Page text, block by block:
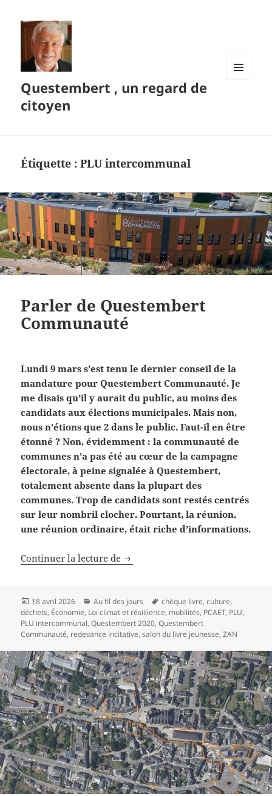
Questembert , un regard de
citoyen
Étiquette :PLU intercommunal
Parler de Questembert
Communauté
Lundi 9 mars s’est tenu le dernier conseil de la
mandature pour Questembert Communauté. Je
me disais qu’il y aurait du public, au moins des
candidats aux élections municipales. Mais non,
nous n’étions que 2 dans le public. Faut-il en être
étonné ? Non, évidemment : la communauté de
communes n’a pas été au cœur de la campagne
électorale, à peine signalée à Questembert,
totalement absente dans la plupart des
communes. Trop de candidats sont restés centrés
sur leur nombril clocher. Pourtant, la réunion,
une réunion ordinaire, était riche d’informations.
Continuer la lecture de Parler de Questembert
Publié
le
18 avril 2026 Catégories
Au fil des jours
Mots-
clés
chèque livre,culture,
déchets, Économie, Loi climat et résiilience, mobilités, PCAET, PLU,
PLU intercommunal,Questembert 2020,Questembert
Communauté, redevance incitative,salon du livre jeunesse,ZAN